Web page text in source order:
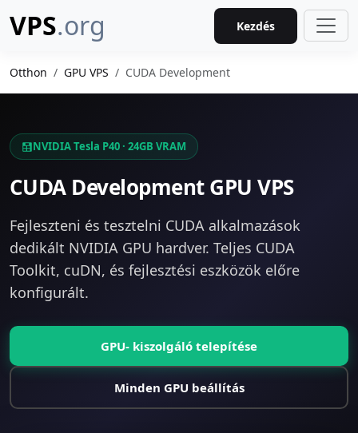
VPS.org Kezdés
Otthon GPU VPS CUDA Development
NVIDIA Tesla P40 · 24GB VRAM
CUDA Development GPU VPS
Fejleszteni és tesztelni CUDA alkalmazások
dedikált NVIDIA GPU hardver. Teljes CUDA
Toolkit, cuDN, és fejlesztési eszközök előre
konfigurált.
GPU- kiszolgáló telepítése
Minden GPU beállítás